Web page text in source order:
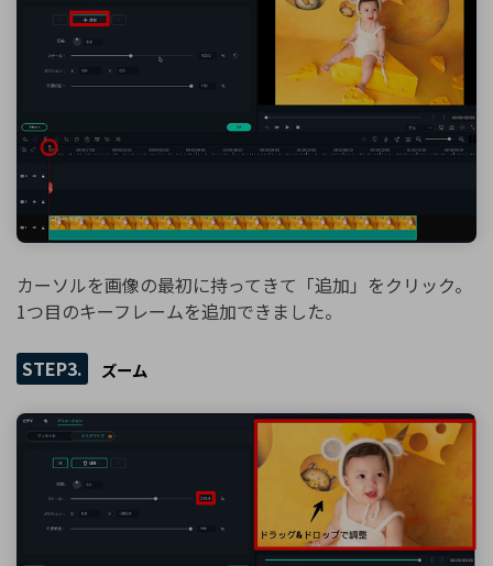
カーソルを画像の最初に持ってきて「追加」をクリック。
1つ目のキーフレームを追加できました。
STEP3. ズーム